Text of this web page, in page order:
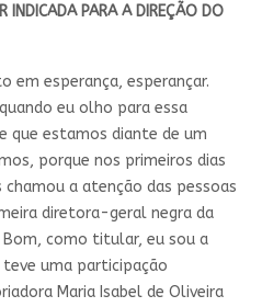
INDICADA PARA A DIREÇÃO DO
em esperança, esperançar.
eu olho para essa
que estamos diante de um
porque nos primeiros dias
a atenção das pessoas
diretora-geral negra da
Bom, como titular, eu sou a
uma participação
Maria Isabel de Oliveira